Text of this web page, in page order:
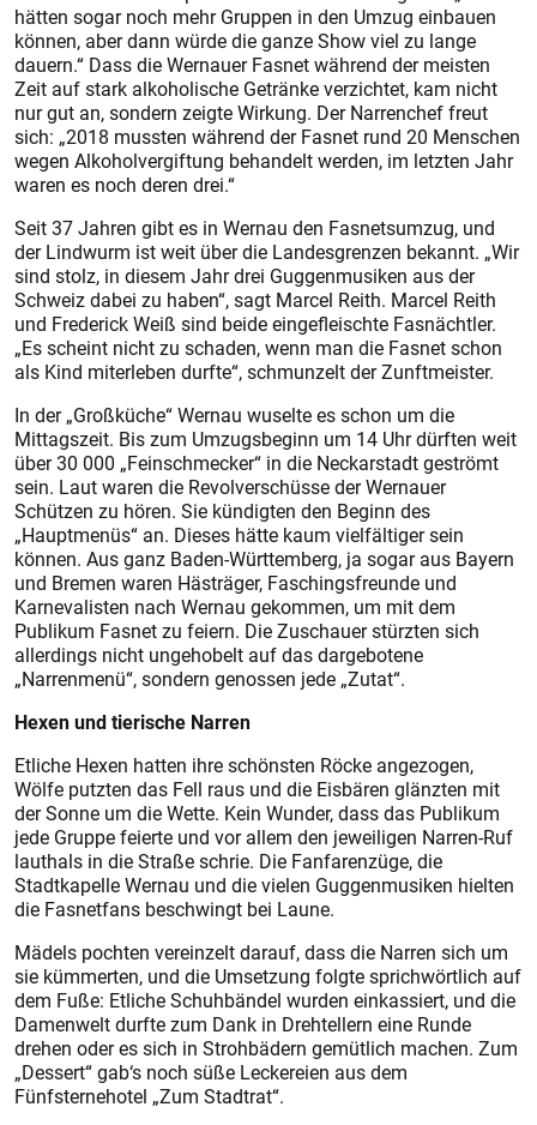
hätten sogar noch mehr Gruppen in den Umzug einbauen
können, aber dann würde die ganze Show viel zu lange
dauern.“ Dass die Wernauer Fasnet während der meisten
Zeit auf stark alkoholische Getränke verzichtet, kam nicht
nur gut an, sondern zeigte Wirkung. Der Narrenchef freut
sich: „2018 mussten während der Fasnet rund 20 Menschen
wegen Alkoholvergiftung behandelt werden, im letzten Jahr
waren es noch deren drei.“
Seit 37 Jahren gibt es in Wernau den Fasnetsumzug, und
der Lindwurm ist weit über die Landesgrenzen bekannt. „Wir
sind stolz, in diesem Jahr drei Guggenmusiken aus der
Schweiz dabei zu haben“, sagt Marcel Reith. Marcel Reith
und Frederick Weiß sind beide eingefleischte Fasnächtler.
„Es scheint nicht zu schaden, wenn man die Fasnet schon
als Kind miterleben durfte“, schmunzelt der Zunftmeister.
In der „Großküche“ Wernau wuselte es schon um die
Mittagszeit. Bis zum Umzugsbeginn um 14 Uhr dürften weit
über 30 000 „Feinschmecker“ in die Neckarstadt geströmt
sein. Laut waren die Revolverschüsse der Wernauer
Schützen zu hören. Sie kündigten den Beginn des
„Hauptmenüs“ an. Dieses hätte kaum vielfältiger sein
können. Aus ganz Baden-Württemberg, ja sogar aus Bayern
und Bremen waren Hästräger, Faschingsfreunde und
Karnevalisten nach Wernau gekommen, um mit dem
Publikum Fasnet zu feiern. Die Zuschauer stürzten sich
allerdings nicht ungehobelt auf das dargebotene
„Narrenmenü“, sondern genossen jede „Zutat“.
Hexen und tierische Narren
Etliche Hexen hatten ihre schönsten Röcke angezogen,
Wölfe putzten das Fell raus und die Eisbären glänzten mit
der Sonne um die Wette. Kein Wunder, dass das Publikum
jede Gruppe feierte und vor allem den jeweiligen Narren-Ruf
lauthals in die Straße schrie. Die Fanfarenzüge, die
Stadtkapelle Wernau und die vielen Guggenmusiken hielten
die Fasnetfans beschwingt bei Laune.
Mädels pochten vereinzelt darauf, dass die Narren sich um
sie kümmerten, und die Umsetzung folgte sprichwörtlich auf
dem Fuße: Etliche Schuhbändel wurden einkassiert, und die
Damenwelt durfte zum Dank in Drehtellern eine Runde
drehen oder es sich in Strohbädern gemütlich machen. Zum
„Dessert“ gab‘s noch süße Leckereien aus dem
Fünfsternehotel „Zum Stadtrat“.